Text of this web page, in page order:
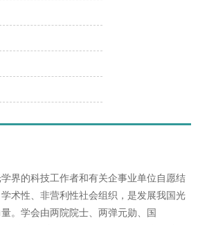
界的科技工作者和有关企事业单位自愿结
术性、非营利性社会组织，是发展我国光
。学会由两院院士、两弹元勋、国